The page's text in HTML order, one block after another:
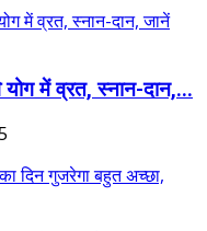
योग में व्रत, स्नान-दान,...